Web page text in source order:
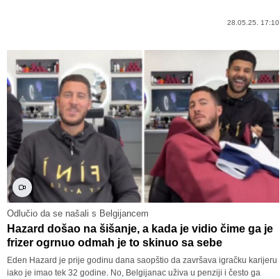
28.05.25. 17:10
Odlučio da se našali s Belgijancem
Hazard došao na šišanje, a kada je vidio čime ga je
frizer ogrnuo odmah je to skinuo sa sebe
Eden Hazard je prije godinu dana saopštio da završava igračku karijeru
iako je imao tek 32 godine. No, Belgijanac uživa u penziji i često ga